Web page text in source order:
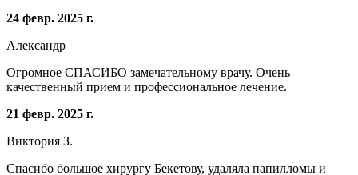
24 февр. 2025 г.
Александр
Огромное СПАСИБО замечательному врачу. Очень
качественный прием и профессиональное лечение.
21 февр. 2025 г.
Виктория З.
Спасибо большое хирургу Бекетову, удаляла папилломы и